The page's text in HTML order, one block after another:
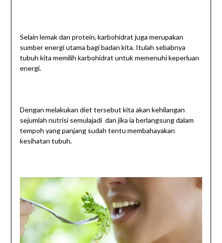
Selain lemak dan protein, karbohidrat juga merupakan
sumber energi utama bagi badan kita. Itulah sebabnya
tubuh kita memilih karbohidrat untuk memenuhi keperluan
energi.
Dengan melakukan diet tersebut kita akan kehilangan
sejumlah nutrisi semulajadi dan jika ia berlangsung dalam
tempoh yang panjang sudah tentu membahayakan
kesihatan tubuh.